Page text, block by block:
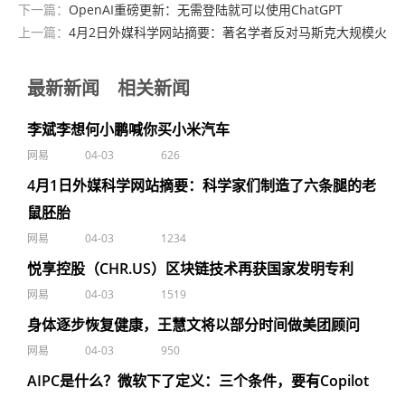
下一篇： OpenAI重磅更新：无需登陆就可以使用ChatGPT
上一篇： 4月2日外媒科学网站摘要：著名学者反对马斯克大规模火
最新新闻 相关新闻
李斌李想何小鹏喊你买小米汽车
网易 04-03 626
4月1日外媒科学网站摘要：科学家们制造了六条腿的老
鼠胚胎
网易 04-03 1234
悦享控股（CHR.US）区块链技术再获国家发明专利
网易 04-03 1519
身体逐步恢复健康，王慧文将以部分时间做美团顾问
网易 04-03 950
AIPC是什么？微软下了定义：三个条件，要有Copilot